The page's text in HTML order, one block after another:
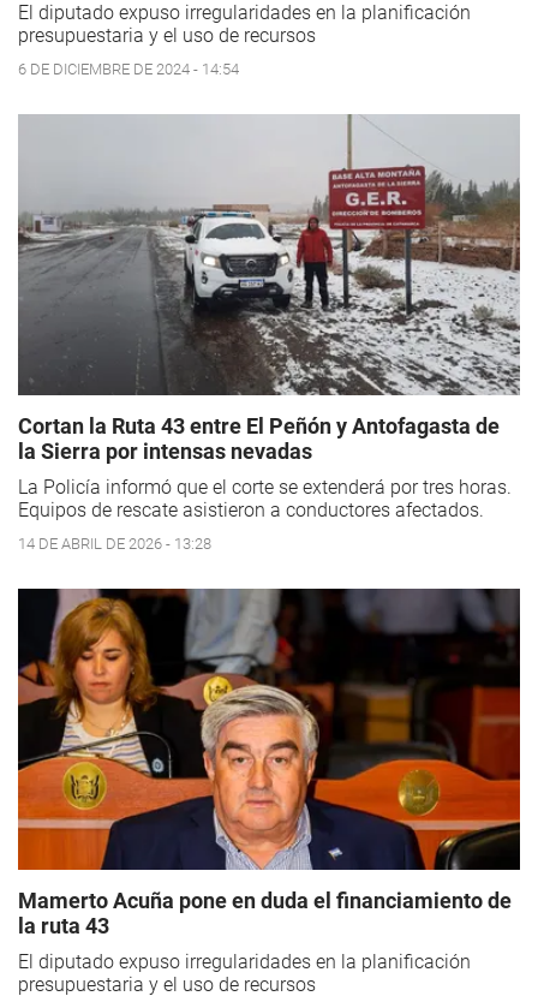
El diputado expuso irregularidades en la planificación
presupuestaria y el uso de recursos
6 DE DICIEMBRE DE 2024 - 14:54
Cortan la Ruta 43 entre El Peñón y Antofagasta de
la Sierra por intensas nevadas
La Policía informó que el corte se extenderá por tres horas.
Equipos de rescate asistieron a conductores afectados.
14 DE ABRIL DE 2026 - 13:28
Mamerto Acuña pone en duda el financiamiento de
la ruta 43
El diputado expuso irregularidades en la planificación
presupuestaria y el uso de recursos